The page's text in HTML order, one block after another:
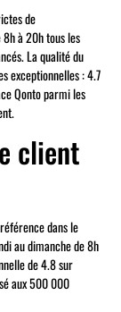
de
à 20h tous les
La qualité du
exceptionnelles : 4.7
Qonto parmi les
client
dans le
au dimanche de 8h
de 4.8 sur
aux 500 000